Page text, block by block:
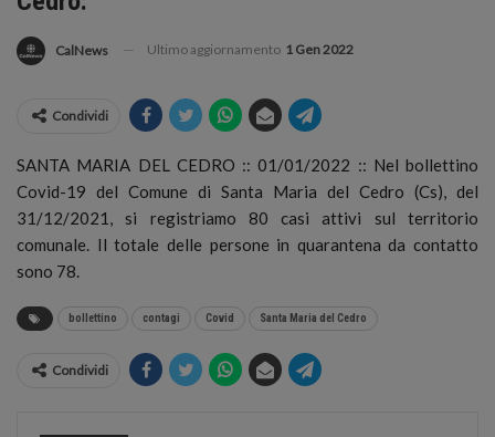
CalNews Ultimo aggiornamento 1 Gen 2022
Condividi
SANTA MARIA DEL CEDRO :: 01/01/2022 :: Nel bollettino
Covid-19 del Comune di Santa Maria del Cedro (Cs), del
31/12/2021, si registriamo 80 casi attivi sul territorio
comunale. Il totale delle persone in quarantena da contatto
sono 78.
bollettino contagi Covid Santa Maria del Cedro
Condividi